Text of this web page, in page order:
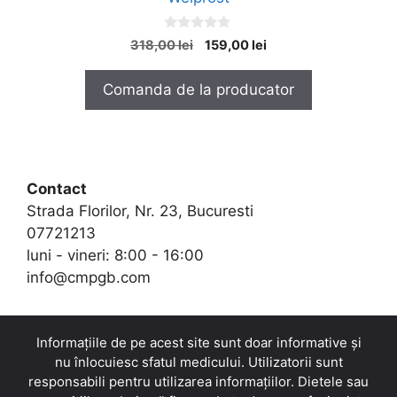
0
o
o
5
318,00lei
Prețul
fost:
159,00lei
este:
159,00 lei.
Comanda de la producator
Contact
Strada Florilor, Nr. 23, Bucuresti
07721213
luni - vineri: 8:00 - 16:00
info@cmpgb.com
Informațiile de pe acest site sunt doar informative și
nu înlocuiesc sfatul medicului. Utilizatorii sunt
responsabili pentru utilizarea informațiilor. Dietele sau